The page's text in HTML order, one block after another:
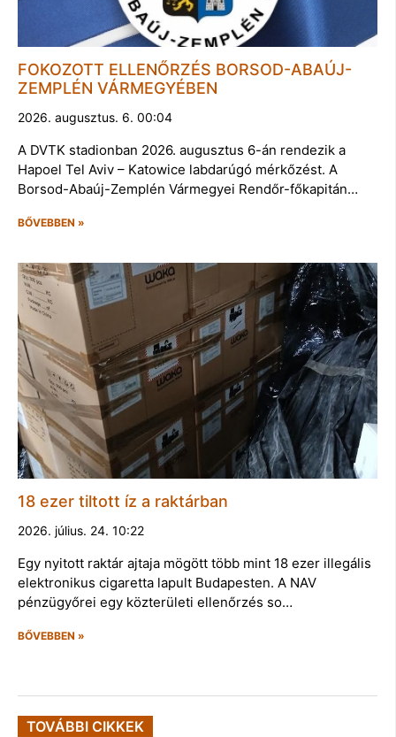
FOKOZOTT ELLENŐRZÉS BORSOD-ABAÚJ-
ZEMPLÉN VÁRMEGYÉBEN
2026. augusztus. 6. 00:04
A DVTK stadionban 2026. augusztus 6-án rendezik a
Hapoel Tel Aviv – Katowice labdarúgó mérkőzést. A
Borsod-Abaúj-Zemplén Vármegyei Rendőr-főkapitán…
BŐVEBBEN »
18 ezer tiltott íz a raktárban
2026. július. 24. 10:22
Egy nyitott raktár ajtaja mögött több mint 18 ezer illegális
elektronikus cigaretta lapult Budapesten. A NAV
pénzügyőrei egy közterületi ellenőrzés so…
BŐVEBBEN »
TOVÁBBI CIKKEK